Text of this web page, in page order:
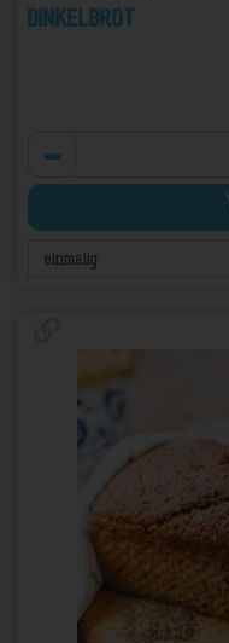
Dinkelbrot